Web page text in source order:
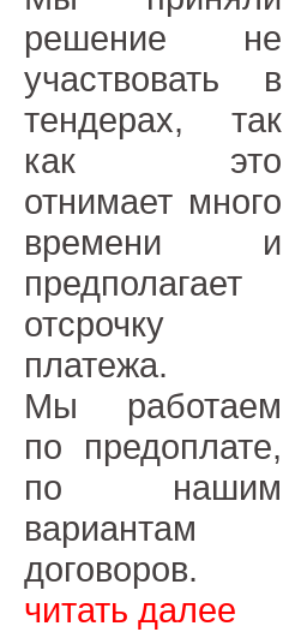
решение не
участвовать в
тендерах, так
как это
отнимает много
времени и
предполагает
отсрочку
платежа.
Мы работаем
по предоплате,
по нашим
вариантам
договоров.
читать далее